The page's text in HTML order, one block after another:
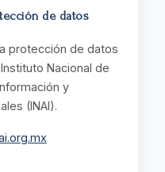
de datos
protección de datos
Nacional de
y
(INAI).